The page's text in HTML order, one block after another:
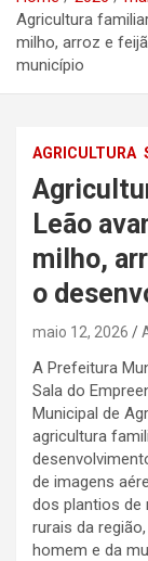
Agricultura
milho, arroz e
município
AGRICULTURA
Leão
milho,
o
maio 12, 2026
A Prefeitura
Sala do
Municipal de
agricultura
de imagens
dos plantios de
rurais da
homem e da